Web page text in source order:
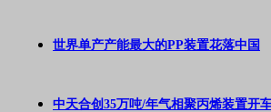
世界单产产能最大的PP装置花落中国
中天合创35万吨/年气相聚丙烯装置开